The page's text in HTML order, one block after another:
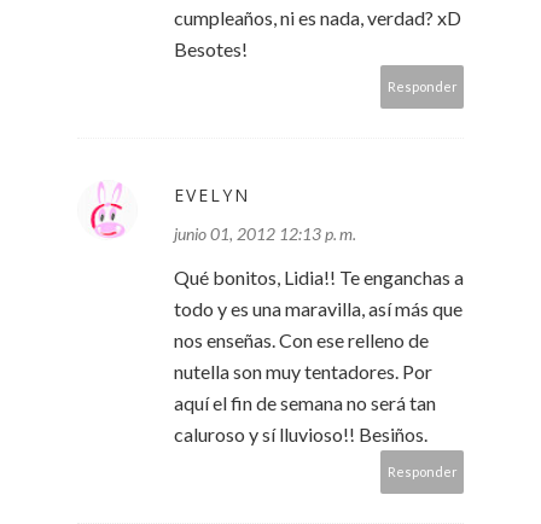
cumpleaños, ni es nada, verdad? xD
Besotes!
Responder
EVELYN
junio 01, 2012 12:13 p. m.
Qué bonitos, Lidia!! Te enganchas a
todo y es una maravilla, así más que
nos enseñas. Con ese relleno de
nutella son muy tentadores. Por
aquí el fin de semana no será tan
caluroso y sí lluvioso!! Besiños.
Responder